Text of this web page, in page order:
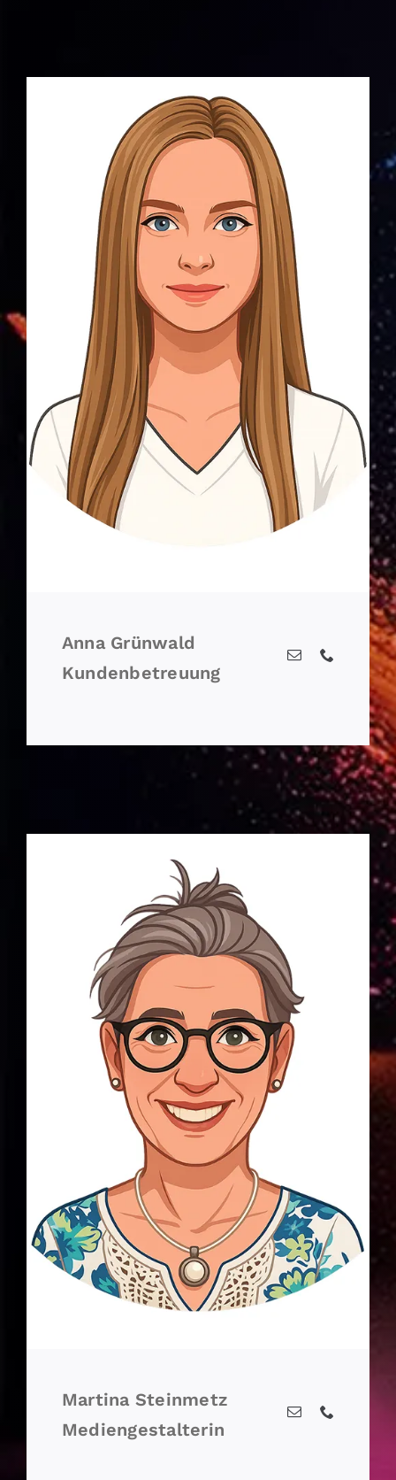
Anna Grünwald
Kundenbetreuung
Martina Steinmetz
Mediengestalterin